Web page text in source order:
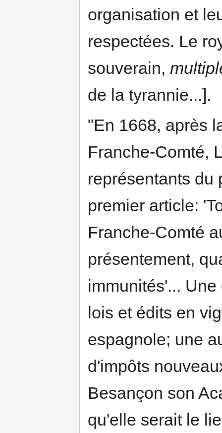
organisation et
respectées. Le
souverain,
de la tyrannie...].
"En 1668, après
Franche-Comté,
représentants du
premier article:
Franche-Comté
présentement,
immunités'...
lois et édits en
espagnole; une
d'impôts
Besançon son
qu'elle serait le